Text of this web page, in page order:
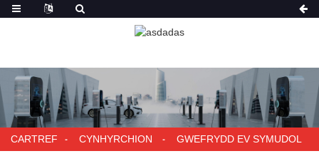
CARTREF CYNHYRCHION GWEFRYDD EV SYMUDOL